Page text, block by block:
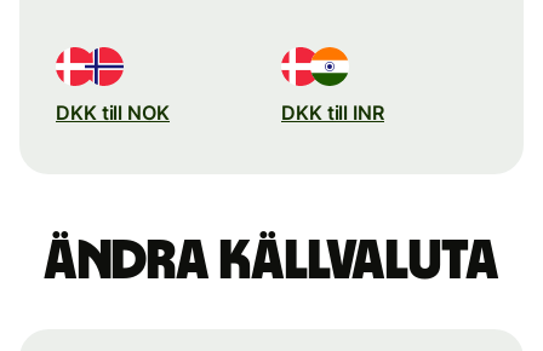
DKK till NOK DKK till INR
Ändra källvaluta